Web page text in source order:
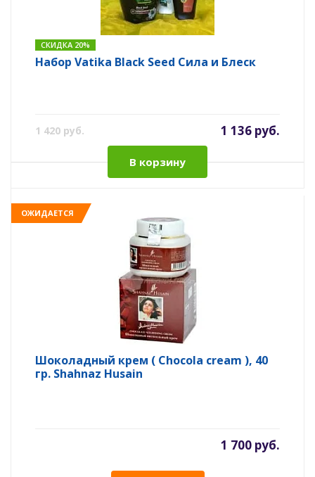
СКИДКА 20%
Набор Vatika Black Seed Сила и Блеск
1 420 руб. 1 136 руб.
В корзину
ОЖИДАЕТСЯ
Шоколадный крем ( Chocola cream ), 40
гр. Shahnaz Husain
1 700 руб.